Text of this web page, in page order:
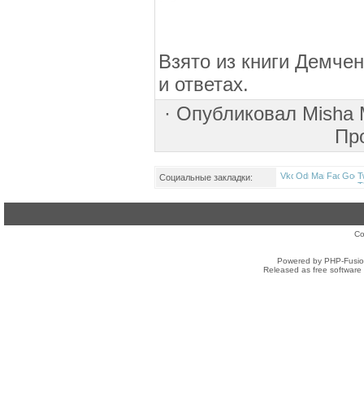
Взято из книги
и ответах.
· Опубликовал Misha
Социальные закладки:
Powered by PHP-
Released as free